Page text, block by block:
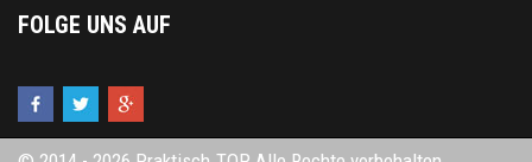
FOLGE UNS AUF